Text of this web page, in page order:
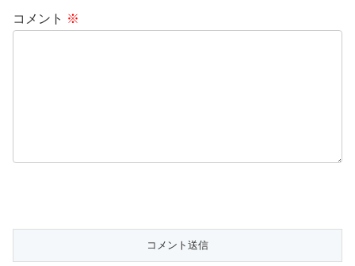
コメント ※